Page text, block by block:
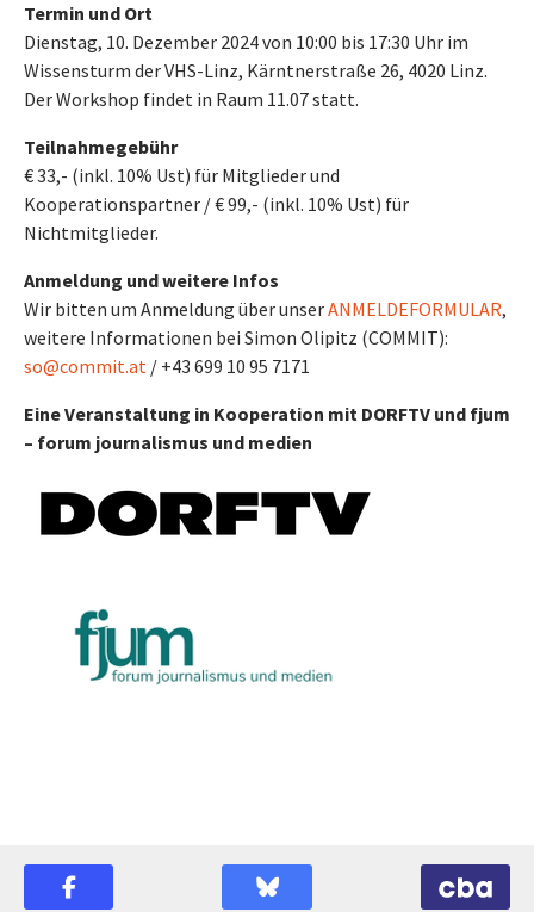
Termin und Ort
Dienstag, 10. Dezember 2024 von 10:00 bis 17:30 Uhr im
Wissensturm der VHS-Linz, Kärntnerstraße 26, 4020 Linz.
Der Workshop findet in Raum 11.07 statt.
Teilnahmegebühr
€ 33,- (inkl. 10% Ust) für Mitglieder und
Kooperationspartner / € 99,- (inkl. 10% Ust) für
Nichtmitglieder.
Anmeldung und weitere Infos
Wir bitten um Anmeldung über unserANMELDEFORMULAR,
weitere Informationen bei Simon Olipitz (COMMIT):
so@commit.at / +43 699 10 95 7171
Eine Veranstaltung in Kooperation mit DORFTV und fjum
– forum journalismus und medien